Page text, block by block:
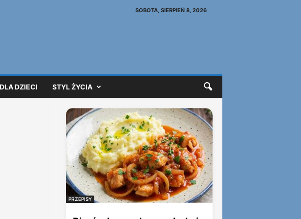
SOBOTA, SIERPIEŃ 8, 2026
DLA DZIECI STYL ŻYCIA
PRZEPISY